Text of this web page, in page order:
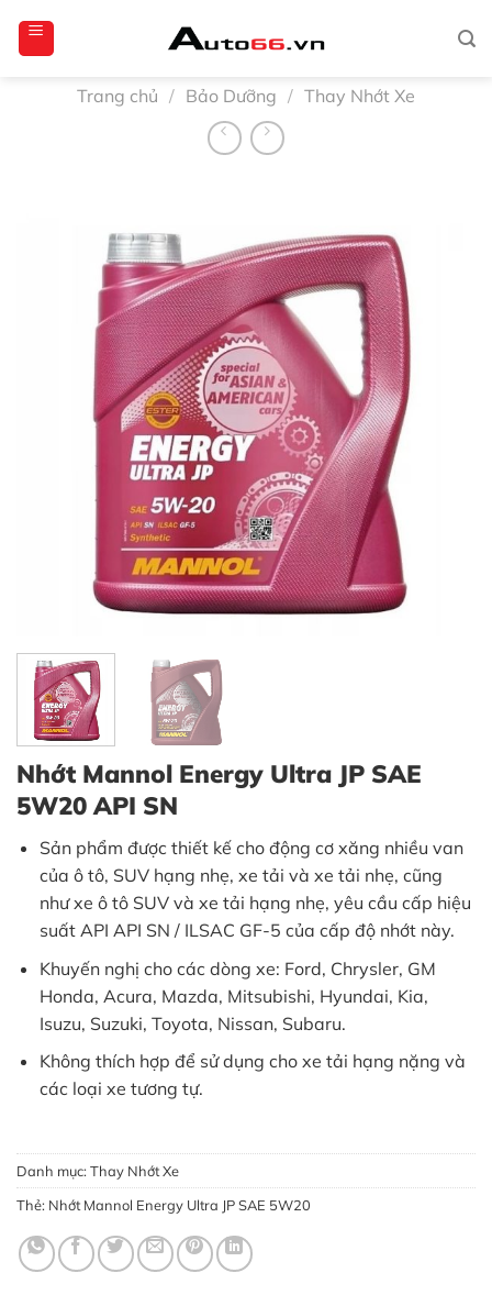
qua
Trang chủ / Bảo Dưỡng / Thay Nhớt Xe
Nhớt Mannol Energy Ultra JP SAE
5W20 API SN
Sản phẩm được thiết kế cho động cơ xăng nhiều van
của ô tô, SUV hạng nhẹ, xe tải và xe tải nhẹ, cũng
như xe ô tô SUV và xe tải hạng nhẹ, yêu cầu cấp hiệu
suất API API SN / ILSAC GF-5 của cấp độ nhớt này.
Khuyến nghị cho các dòng xe: Ford, Chrysler, GM
Honda, Acura, Mazda, Mitsubishi, Hyundai, Kia,
Isuzu, Suzuki, Toyota, Nissan, Subaru.
Không thích hợp để sử dụng cho xe tải hạng nặng và
các loại xe tương tự.
Danh mục: Thay Nhớt Xe
Thẻ: Nhớt Mannol Energy Ultra JP SAE 5W20